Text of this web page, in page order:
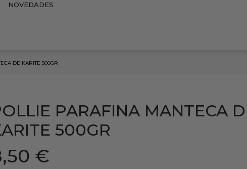
NOVEDADES
DE KARITE 500GR
PARAFINA MANTECA
500GR
€